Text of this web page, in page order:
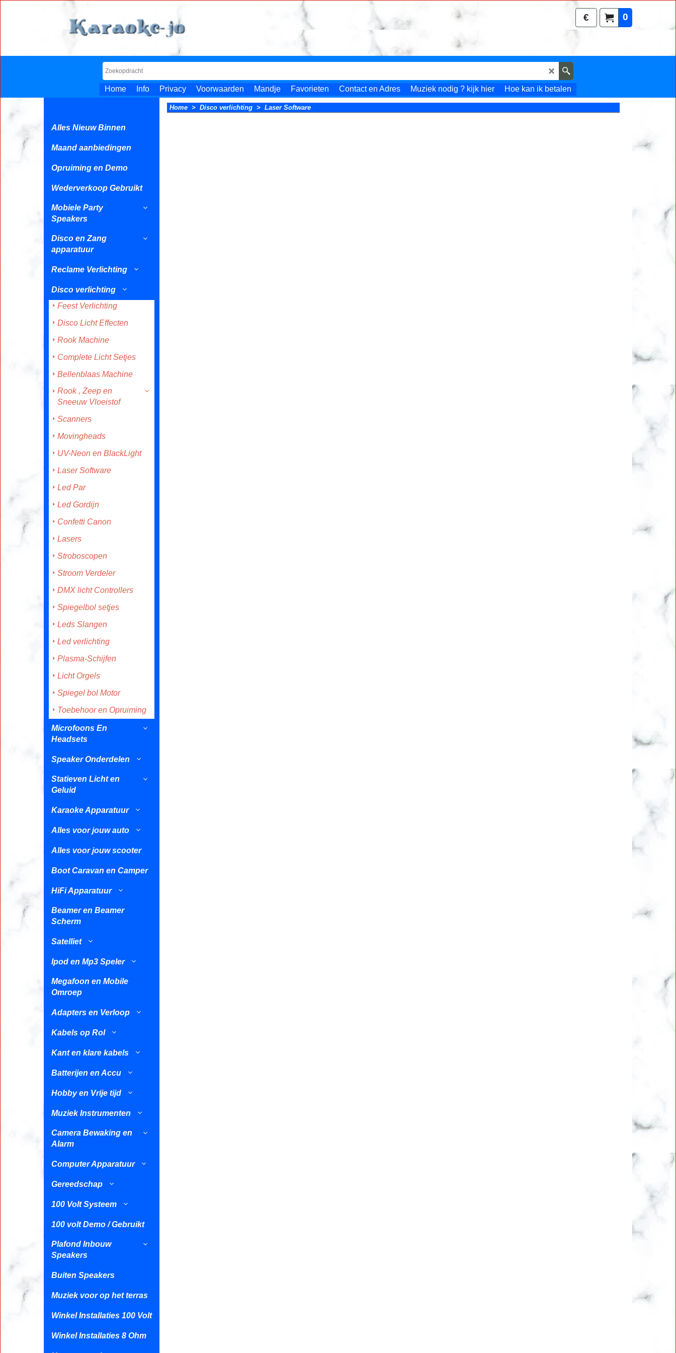
0
€
Home Info Privacy Voorwaarden Mandje Favorieten Contact en Adres Muziek nodig ? kijk hier Hoe kan ik betalen
Alles Nieuw Binnen
Maand aanbiedingen
Opruiming en Demo
Wederverkoop Gebruikt
Mobiele Party
Speakers
Disco en Zang
apparatuur
Reclame Verlichting
Disco verlichting
Feest Verlichting
Disco Licht Effecten
Rook Machine
Complete Licht Setjes
Bellenblaas Machine
Rook , Zeep en
Sneeuw Vloeistof
Scanners
Movingheads
UV-Neon en BlackLight
Laser Software
Led Par
Led Gordijn
Confetti Canon
Lasers
Stroboscopen
Stroom Verdeler
DMX licht Controllers
Spiegelbol setjes
Leds Slangen
Led verlichting
Plasma-Schijfen
Licht Orgels
Spiegel bol Motor
Toebehoor en Opruiming
Microfoons En
Headsets
Speaker Onderdelen
Statieven Licht en
Geluid
Karaoke Apparatuur
Alles voor jouw auto
Alles voor jouw scooter
Boot Caravan en Camper
HiFi Apparatuur
Beamer en Beamer
Scherm
Satelliet
Ipod en Mp3 Speler
Megafoon en Mobile
Omroep
Adapters en Verloop
Kabels op Rol
Kant en klare kabels
Batterijen en Accu
Hobby en Vrije tijd
Muziek Instrumenten
Camera Bewaking en
Alarm
Computer Apparatuur
Gereedschap
100 Volt Systeem
100 volt Demo / Gebruikt
Plafond Inbouw
Speakers
Buiten Speakers
Muziek voor op het terras
Winkel Installaties 100 Volt
Winkel Installaties 8 Ohm
Home > Disco verlichting > Laser Software